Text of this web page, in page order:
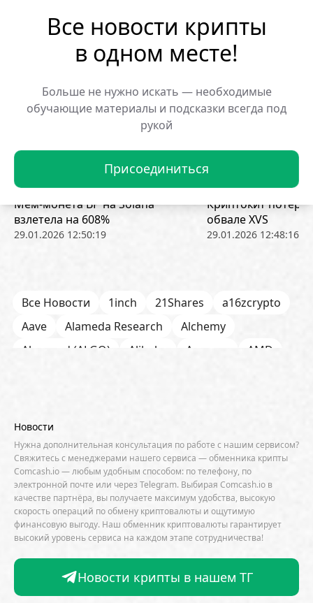
Все новости крипты
в одном месте!
Больше не нужно искать — необходимые
обучающие материалы и подсказки всегда под
рукой
Присоединиться
квантовых процессоров в модульные
комплексы, способные решать задачи
практического масштаба
ОБМЕНЯТЬ
Популярные новости:
Мем-монета BP на Solana
взлетела на 608%
29.01.2026 12:50:19
Криптокит
обвале XVS
29.01.2026 12:48:16
Все Новости 1inch 21Shares
a16zcrypto
Aave
Alameda Research
Alchemy
Algorand (ALGO)
Alibaba Amazon
AMD
Aster
Binance
BIS Bitcoin Core
Bitcoin Pizza Day
Bitfarms
Bitfinex Bitget
Bithumb
BitMEX
BitOK Bitwise BlackRock
Block
Bloomberg
BNB Chain
BNP Paribas
Börse Stuttgart
BTCFi Bullish
Bybit
Chainalysis Chainlink (LINK)
Новости
Нужна дополнительная консультация по работе с нашим сервисом?
Свяжитесь с менеджерами нашего сервиса — обменника крипты
Comcash.io — любым удобным способом: по телефону, по
электронной почте или через Telegram. Выбирая Comcash.io в
качестве партнёра, вы получаете максимум удобства, высокую
скорость операций по обмену криптовалюты и ощутимую
финансовую выгоду. Наш обменник криптовалюты гарантирует
высокий уровень сервиса на каждом этапе сотрудничества!
Новости крипты в нашем ТГ